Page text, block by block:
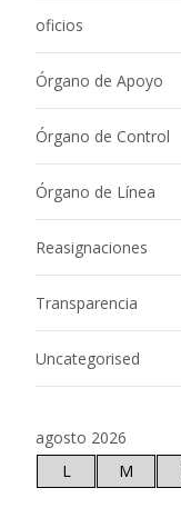
oficios
Órgano de Apoyo
Órgano de Control
Órgano de Línea
Reasignaciones
Transparencia
Uncategorised
agosto 2026
L
M